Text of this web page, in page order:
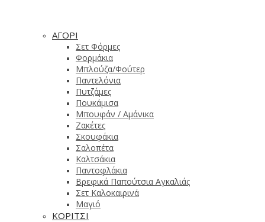
ΑΓΟΡΙ
Σετ Φόρμες
Φορμάκια
Μπλούζα/Φούτερ
Παντελόνια
Πυτζάμες
Πουκάμισα
Μπουφάν / Αμάνικα
Ζακέτες
Σκουφάκια
Σαλοπέτα
Καλτσάκια
Παντοφλάκια
Βρεφικά Παπούτσια Αγκαλιάς
Σετ Καλοκαιρινά
Μαγιό
ΚΟΡΙΤΣΙ